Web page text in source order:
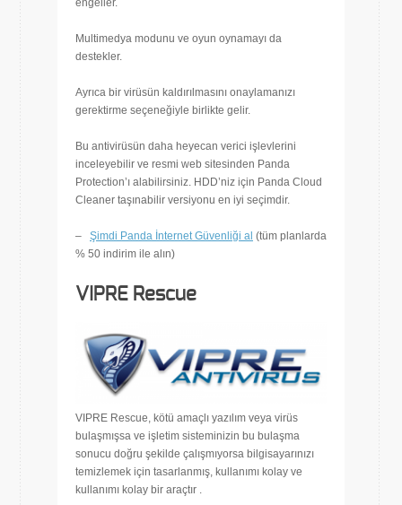
Multimedya modunu ve oyun oynamayı da
destekler.
Ayrıca bir virüsün kaldırılmasını onaylamanızı
gerektirme seçeneğiyle birlikte gelir.
Bu antivirüsün daha heyecan verici işlevlerini
inceleyebilir ve resmi web sitesinden Panda
Protection’ı alabilirsiniz. HDD’niz için Panda Cloud
Cleaner taşınabilir versiyonu en iyi seçimdir.
– Şimdi Panda İnternet Güvenliği al (tüm planlarda
% 50 indirim ile alın)
VIPRE Rescue
VIPRE Rescue, kötü amaçlı yazılım veya virüs
bulaşmışsa ve işletim sisteminizin bu bulaşma
sonucu doğru şekilde çalışmıyorsa bilgisayarınızı
temizlemek için tasarlanmış, kullanımı kolay ve
kullanımı kolay bir araçtır .